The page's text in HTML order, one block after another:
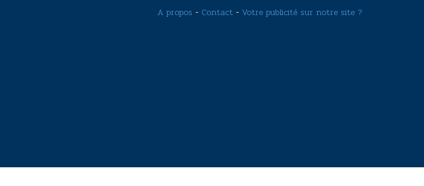
A propos - Contact - Votre publicité sur notre site ?